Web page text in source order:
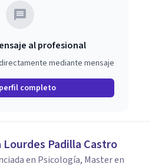
al profesional
mediante mensaje
completo
Lourdes Padilla Castro
en Psicología, Master en